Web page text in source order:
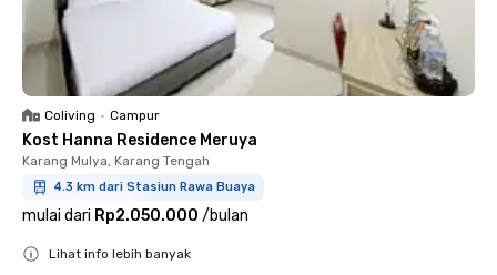
Coliving • Campur
Kost Hanna Residence Meruya
Karang Mulya, Karang Tengah
4.3 km dari Stasiun Rawa Buaya
mulai dari Rp2.050.000 /bulan
Lihat info lebih banyak